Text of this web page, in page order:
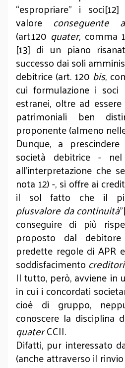
“espropriare” i
valore conseguente
(art.120 quater, comma
[13] di un piano
successo dai soli
debitrice (art. 120 bis,
cui formulazione i soci
estranei, oltre ad
patrimoniali ben
proponente (almeno
Dunque, a
società debitrice -
all’interpretazione che
nota 12) -, si offre ai
il sol fatto che il
plusvalore da continuità
conseguire di più
proposto dal
predette regole di APR
soddisfacimento
Il tutto, però, avviene in
in cui i concordati
cioè di gruppo,
conoscere la disciplina
quaterCCII.
Difatti, pur interessato
(anche attraverso il rinvio